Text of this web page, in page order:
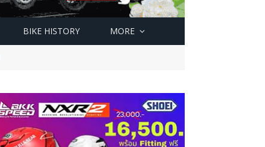
BIKE HISTORY MORE